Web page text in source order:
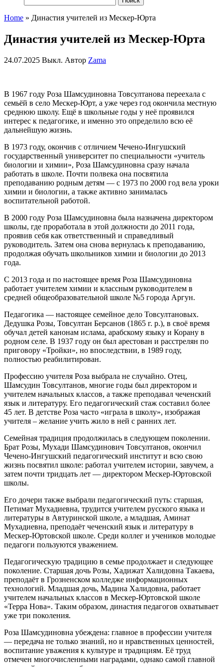
Home » Династия учителей из Мескер-Юрта
Династия учителей из Мескер-Юрта
24.07.2025 Выкл. Автор Zama
В 1967 году Роза Шамсудиновна Товсултанова переехала с
семьёй в село Мескер-Юрт, а уже через год окончила местную
среднюю школу. Ещё в школьные годы у неё проявился
интерес к педагогике, и именно это определило всю её
дальнейшую жизнь.
В 1973 году, окончив с отличием Чечено-Ингушский
государственный университет по специальности «учитель
биологии и химии», Роза Шамсудиновна сразу начала
работать в школе. Почти полвека она посвятила
преподаванию родным детям — с 1973 по 2000 год вела уроки
химии и биологии, а также активно занималась
воспитательной работой.
В 2000 году Роза Шамсудиновна была назначена директором
школы, где проработала в этой должности до 2011 года,
проявив себя как ответственный и справедливый
руководитель. Затем она снова вернулась к преподаванию,
продолжая обучать школьников химии и биологии до 2013
года.
С 2013 года и по настоящее время Роза Шамсудиновна
работает учителем химии и классным руководителем в
средней общеобразовательной школе №5 города Аргун.
Педагогика — настоящее семейное дело Товсултановых.
Дедушка Розы, Товсултан Берсанов (1865 г. р.), в своё время
обучал детей канонам ислама, арабскому языку и Корану в
родном селе. В 1937 году он был арестован и расстрелян по
приговору «Тройки», но впоследствии, в 1989 году,
полностью реабилитирован.
Профессию учителя Роза выбрала не случайно. Отец,
Шамсудин Товсултанов, многие годы был директором и
учителем начальных классов, а также преподавал чеченский
язык и литературу. Его педагогический стаж составил более
45 лет. В детстве Роза часто «играла в школу», изображая
учителя – желание учить жило в ней с ранних лет.
Семейная традиция продолжилась в следующем поколении.
Брат Розы, Мухади Шамсудинович Товсултанов, окончил
Чечено-Ингушский педагогический институт и всю свою
жизнь посвятил школе: работал учителем истории, завучем, а
затем почти тридцать лет — директором Мескер-Юртовской
школы.
Его дочери также выбрали педагогический путь: старшая,
Петимат Мухадиевна, трудится учителем русского языка и
литературы в Автуринской школе, а младшая, Аминат
Мухадиевна, преподаёт чеченский язык и литературу в
Мескер-Юртовской школе. Среди коллег и учеников молодые
педагоги пользуются уважением.
Педагогическую традицию в семье продолжает и следующее
поколение. Старшая дочь Розы, Хадижат Халидовна Такаева,
преподаёт в Грозненском колледже информационных
технологий. Младшая дочь, Мадина Халидовна, работает
учителем начальных классов в Мескер-Юртовской школе
«Терра Нова». Таким образом, династия педагогов охватывает
уже три поколения.
Роза Шамсудиновна убеждена: главное в профессии учителя
— передача не только знаний, но и нравственных ценностей,
воспитание уважения к культуре и традициям. Её труд
отмечен многочисленными наградами, однако самой главной